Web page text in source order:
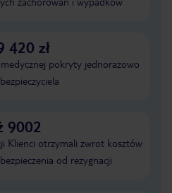
420 zł
pokryty jednorazowo
9002
Klienci otrzymali zwrot kosztów
od rezygnacji